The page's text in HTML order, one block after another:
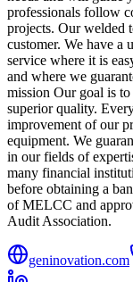
professionals follow
projects. Our welded
customer. We have a
service where it is
and where we
mission Our goal is
superior quality.
improvement of our
equipment. We
in our fields of
many financial
before obtaining a
of MELCC and
Audit Association.
geninovation.com